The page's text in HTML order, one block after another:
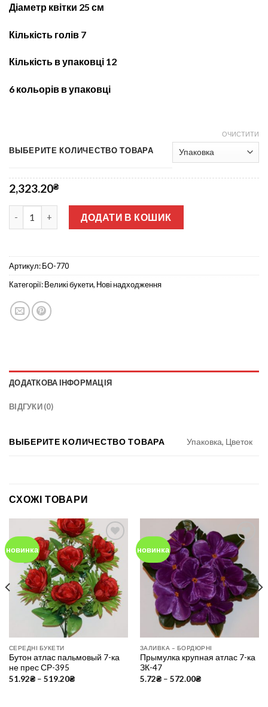
Діаметр квітки 25 см
Кількість голів 7
Кількість в упаковці 12
6 кольорів в упаковці
ВЫБЕРИТЕ КОЛИЧЕСТВО ТОВАРА
ОЧИСТИТИ
2,323.20₴
Шар Хризантема гігант 7-ка не прес БО-770 кількість
ДОДАТИ В КОШИК
Артикул:БО-770
Категорії:Великі букети, Нові надходження
ДОДАТКОВА ІНФОРМАЦІЯ
ВІДГУКИ (0)
ВЫБЕРИТЕ КОЛИЧЕСТВО ТОВАРА Упаковка, Цветок
СХОЖІ ТОВАРИ
новинка
Add to
Wishlist
СЕРЕДНІ БУКЕТИ
Бутон атлас пальмовый 7-ка
не прес СР-395
51.92₴– 519.20₴
новинка
Add to
Wishlist
ЗАЛИВКА – БОРДЮРНІ
Прымулка крупная атлас 7-ка
ЗК-47
5.72₴– 572.00₴